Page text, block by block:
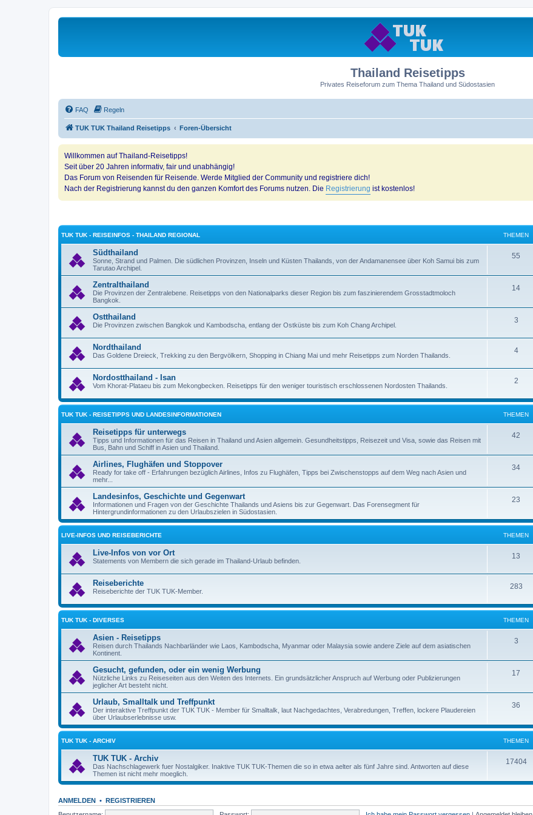
Thailand Reisetipps
Privates Reiseforum zum Thema Thailand und Südostasien
FAQ Regeln
TUK TUK Thailand Reisetipps Foren-Übersicht
Willkommen auf Thailand-Reisetipps!
Seit über 20 Jahren informativ, fair und unabhängig!
Das Forum von Reisenden für Reisende. Werde Mitglied der Community und registriere dich!
Nach der Registrierung kannst du den ganzen Komfort des Forums nutzen. Die Registrierung ist kostenlos!
TUK TUK - REISEINFOS - THAILAND REGIONAL THEMEN
Südthailand
Sonne, Strand und Palmen. Die südlichen Provinzen, Inseln und Küsten Thailands, von der Andamanensee über Koh Samui bis zum
Tarutao Archipel.
55
Zentralthailand
Die Provinzen der Zentralebene. Reisetipps von den Nationalparks dieser Region bis zum faszinierendem Grosstadtmoloch
Bangkok.
14
Ostthailand
Die Provinzen zwischen Bangkok und Kambodscha, entlang der Ostküste bis zum Koh Chang Archipel.
3
Nordthailand
Das Goldene Dreieck, Trekking zu den Bergvölkern, Shopping in Chiang Mai und mehr Reisetipps zum Norden Thailands.
4
Nordostthailand - Isan
Vom Khorat-Plataeu bis zum Mekongbecken. Reisetipps für den weniger touristisch erschlossenen Nordosten Thailands.
2
TUK TUK - REISETIPPS UND LANDESINFORMATIONEN THEMEN
Reisetipps für unterwegs
Tipps und Informationen für das Reisen in Thailand und Asien allgemein. Gesundheitstipps, Reisezeit und Visa, sowie das Reisen mit
Bus, Bahn und Schiff in Asien und Thailand.
42
Airlines, Flughäfen und Stoppover
Ready for take off - Erfahrungen bezüglich Airlines, Infos zu Flughäfen, Tipps bei Zwischenstopps auf dem Weg nach Asien und
mehr...
34
Landesinfos, Geschichte und Gegenwart
Informationen und Fragen von der Geschichte Thailands und Asiens bis zur Gegenwart. Das Forensegment für
Hintergrundinformationen zu den Urlaubszielen in Südostasien.
23
LIVE-INFOS UND REISEBERICHTE THEMEN
Live-Infos von vor Ort
Statements von Membern die sich gerade im Thailand-Urlaub befinden.
13
Reiseberichte
Reiseberichte der TUK TUK-Member.
283
TUK TUK - DIVERSES THEMEN
Asien - Reisetipps
Reisen durch Thailands Nachbarländer wie Laos, Kambodscha, Myanmar oder Malaysia sowie andere Ziele auf dem asiatischen
Kontinent.
3
Gesucht, gefunden, oder ein wenig Werbung
Nützliche Links zu Reiseseiten aus den Weiten des Internets. Ein grundsätzlicher Anspruch auf Werbung oder Publizierungen
jeglicher Art besteht nicht.
17
Urlaub, Smalltalk und Treffpunkt
Der interaktive Treffpunkt der TUK TUK - Member für Smalltalk, laut Nachgedachtes, Verabredungen, Treffen, lockere Plaudereien
über Urlaubserlebnisse usw.
36
TUK TUK - ARCHIV THEMEN
TUK TUK - Archiv
Das Nachschlagewerk fuer Nostalgiker. Inaktive TUK TUK-Themen die so in etwa aelter als fünf Jahre sind. Antworten auf diese
Themen ist nicht mehr moeglich.
17404
ANMELDEN • REGISTRIEREN